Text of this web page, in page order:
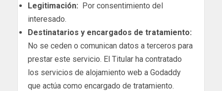
Legitimación: Por consentimiento del
interesado.
Destinatarios y encargados de tratamiento:
No se ceden o comunican datos a terceros para
prestar este servicio. El Titular ha contratado
los servicios de alojamiento web a Godaddy
que actúa como encargado de tratamiento.